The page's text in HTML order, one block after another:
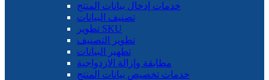
خدمات إدخال بيانات المنتج
تصنيف البيانات
تطوير SKU
تطوير التصنيف
تطهير البيانات
مطابقة وإزالة الازدواجية
خدمات تخصيص بيانات المنتج